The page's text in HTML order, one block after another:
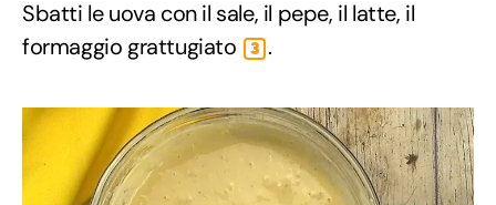
Sbatti le uova con il sale, il pepe, il latte, il
formaggio grattugiato
3 .